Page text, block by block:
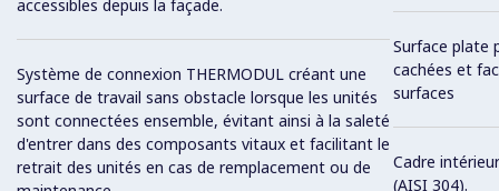
accessibles depuis la façade.
Système de connexion THERMODUL créant une
surface de travail sans obstacle lorsque les unités
sont connectées ensemble, évitant ainsi à la saleté
d'entrer dans des composants vitaux et facilitant le
retrait des unités en cas de remplacement ou de
Surface plate
cachées et
surfaces
Cadre
(AISI 304).